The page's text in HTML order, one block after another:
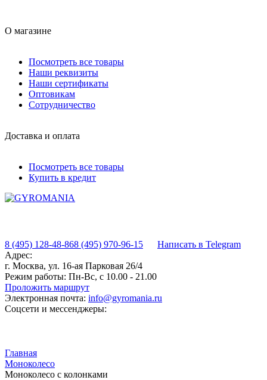
О магазине
Посмотреть все товары
Наши реквизиты
Наши сертификаты
Оптовикам
Сотрудничество
Доставка и оплата
Посмотреть все товары
Купить в кредит
8 (495) 128-48-868 (495) 970-96-15
Написать в Telegram
Адрес:
г. Москва, ул. 16-ая Парковая 26/4
Режим работы: Пн-Вс, с 10.00 - 21.00
Проложить маршрут
Электронная почта: info@gyromania.ru
Соцсети и мессенджеры:
Главная
Моноколесо
Моноколесо с колонками